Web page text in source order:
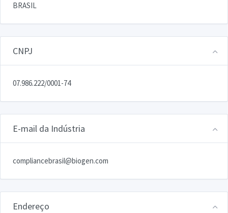
BRASIL
CNPJ
07.986.222/0001-74
E-mail da Indústria
compliancebrasil@biogen.com
Endereço